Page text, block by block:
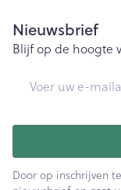
Nieuwsbrief
Blijf op de hoogte
Door op inschrijven